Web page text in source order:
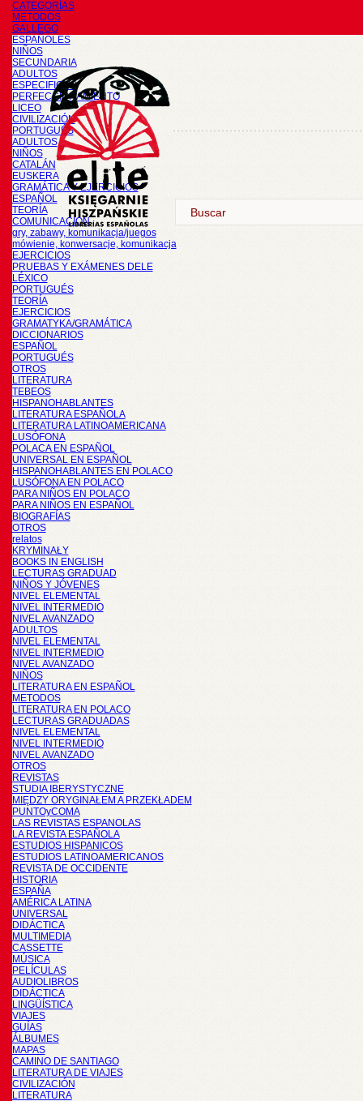
CATEGORÍAS
METODOS
GALLEGO
ESPAÑOLES
NIÑOS
SECUNDARIA
ADULTOS
ESPECIFICOS
PERFECCIONAMIENTO
LICEO
CIVILIZACIÓN
PORTUGUÉS
ADULTOS
NIÑOS
CATALÁN
EUSKERA
GRAMÁTICA Y EJERCICIOS
ESPAÑOL
TEORÍA
COMUNICACIÓN
gry, zabawy, komunikacja/juegos
mówienie, konwersacje, komunikacja
EJERCICIOS
PRUEBAS Y EXÁMENES DELE
LÉXICO
PORTUGUÉS
TEORÍA
EJERCICIOS
GRAMATYKA/GRAMÁTICA
DICCIONARIOS
ESPAÑOL
PORTUGUÉS
OTROS
LITERATURA
TEBEOS
HISPANOHABLANTES
LITERATURA ESPAÑOLA
LITERATURA LATINOAMERICANA
LUSÓFONA
POLACA EN ESPAÑOL
UNIVERSAL EN ESPAÑOL
HISPANOHABLANTES EN POLACO
LUSÓFONA EN POLACO
PARA NIÑOS EN POLACO
PARA NIÑOS EN ESPAÑOL
BIOGRAFÍAS
OTROS
relatos
KRYMINAŁY
BOOKS IN ENGLISH
LECTURAS GRADUAD
NIÑOS Y JÓVENES
NIVEL ELEMENTAL
NIVEL INTERMEDIO
NIVEL AVANZADO
ADULTOS
NIVEL ELEMENTAL
NIVEL INTERMEDIO
NIVEL AVANZADO
NIÑOS
LITERATURA EN ESPAÑOL
METODOS
LITERATURA EN POLACO
LECTURAS GRADUADAS
NIVEL ELEMENTAL
NIVEL INTERMEDIO
NIVEL AVANZADO
OTROS
REVISTAS
STUDIA IBERYSTYCZNE
MIĘDZY ORYGINAŁEM A PRZEKŁADEM
PUNTOyCOMA
LAS REVISTAS ESPANOLAS
LA REVISTA ESPAÑOLA
ESTUDIOS HISPANICOS
ESTUDIOS LATINOAMERICANOS
REVISTA DE OCCIDENTE
HISTORIA
ESPAÑA
AMÉRICA LATINA
UNIVERSAL
DIDÁCTICA
MULTIMEDIA
CASSETTE
MÚSICA
PELÍCULAS
AUDIOLIBROS
DIDÁCTICA
LINGÜÍSTICA
VIAJES
GUÍAS
ÁLBUMES
MAPAS
CAMINO DE SANTIAGO
LITERATURA DE VIAJES
CIVILIZACIÓN
LITERATURA